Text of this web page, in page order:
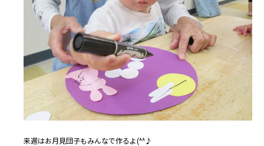
来週はお月見団子もみんなで作るよ(^^♪